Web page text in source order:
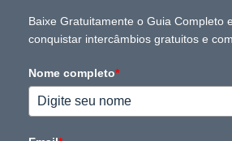
Baixe Gratuitamente o Guia Completo
conquistar intercâmbios gratuitos e
Nome completo*